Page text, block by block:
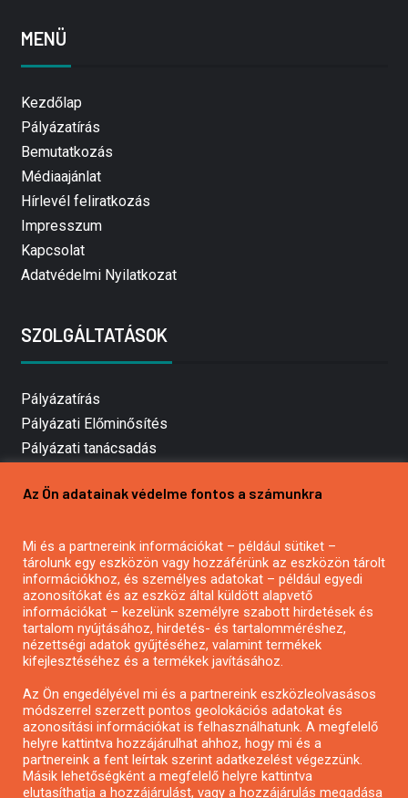
MENÜ
Kezdőlap
Pályázatírás
Bemutatkozás
Médiaajánlat
Hírlevél feliratkozás
Impresszum
Kapcsolat
Adatvédelmi Nyilatkozat
SZOLGÁLTATÁSOK
Pályázatírás
Pályázati Előminősítés
Pályázati tanácsadás
Mezőgazdasági pályázatírás
Pályázatírás civil szervezeteknek
Pályázatírás önkormányzatoknak
Pályázatfigyelés
Specifikus pályázatfigyelés vagy hírlevél
Pályázatok magánszemélyeknek
Pályázatok civil szervezeteknek
Pályázatok vállalkozásoknak
Az Ön adatainak védelme fontos a számunkra
Mi és a partnereink információkat – például sütiket –
tárolunk egy eszközön vagy hozzáférünk az eszközön tárolt
információkhoz, és személyes adatokat – például egyedi
azonosítókat és az eszköz által küldött alapvető
információkat – kezelünk személyre szabott hirdetések és
tartalom nyújtásához, hirdetés- és tartalomméréshez,
nézettségi adatok gyűjtéséhez, valamint termékek
kifejlesztéséhez és a termékek javításához.
Az Ön engedélyével mi és a partnereink eszközleolvasásos
módszerrel szerzett pontos geolokációs adatokat és
azonosítási információkat is felhasználhatunk. A megfelelő
helyre kattintva hozzájárulhat ahhoz, hogy mi és a
partnereink a fent leírtak szerint adatkezelést végezzünk.
Másik lehetőségként a megfelelő helyre kattintva
elutasíthatja a hozzájárulást, vagy a hozzájárulás megadása